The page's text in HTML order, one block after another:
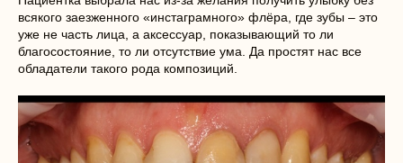
всякого заезженного «инстаграмного» флёра, где зубы – это
уже не часть лица, а аксессуар, показывающий то ли
благосостояние, то ли отсутствие ума. Да простят нас все
обладатели такого рода композиций.